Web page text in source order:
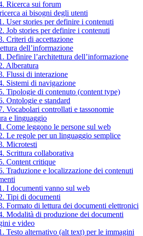
Ricerca sui forum
ai bisogni degli utenti
User stories per definire i contenuti
Job stories per definire i contenuti
Criteri di accettazione
dell’informazione
Definire l’architettura dell’informazione
Alberatura
Flussi di interazione
Sistemi di navigazione
Tipologie di contenuto (content type)
Ontologie e standard
Vocabolari controllati e tassonomie
e linguaggio
Come leggono le persone sul web
Le regole per un linguaggio semplice
Microtesti
Scrittura collaborativa
Content critique
Traduzione e localizzazione dei contenuti
I documenti vanno sul web
Tipi di documenti
Formato di lettura dei documenti elettronici
Modalità di produzione dei documenti
e video
Testo alternativo (alt text) per le immagini